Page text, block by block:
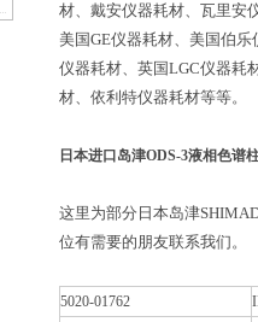
材、戴安仪器耗材、瓦里安
美国GE仪器耗材、美国伯
仪器耗材、英国LGC仪器耗
材、依利特仪器耗材等等。
日本进口岛津ODS-3液相色谱
这里为部分日本岛津
位有需要的朋友联系我们。
5020-01762